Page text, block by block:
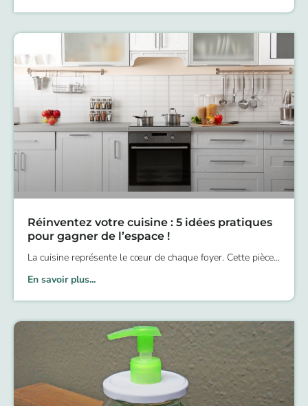
Réinventez votre cuisine : 5 idées pratiques
pour gagner de l’espace !
La cuisine représente le cœur de chaque foyer. Cette pièce
En savoir plus...